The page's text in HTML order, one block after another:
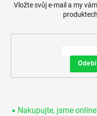
Vložte svůj e-mail a my
Nakupujte, jsme online